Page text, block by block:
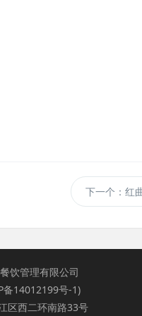
下一个： 红
饮管理有限公司
备14012199号-1)
区西二环南路33号